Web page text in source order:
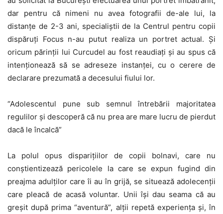
dar pentru că nimeni nu avea fotografii de-ale lui, la
distanţe de 2-3 ani, specialiştii de la Centrul pentru copii
dispăruţi Focus n-au putut realiza un portret actual. Şi
oricum părinţii lui Curcudel au fost reaudiaţi şi au spus că
intenţionează să se adreseze instanţei, cu o cerere de
declarare prezumată a decesului fiului lor.
“Adolescentul pune sub semnul întrebării majoritatea
regulilor şi descoperă că nu prea are mare lucru de pierdut
dacă le încalcă”
La polul opus dispariţiilor de copii bolnavi, care nu
conştientizează pericolele la care se expun fugind din
preajma adulţilor care îi au în grijă, se situează adolecenţii
care pleacă de acasă voluntar. Unii îşi dau seama că au
greşit după prima “aventură”, alţii repetă experienţa şi, în